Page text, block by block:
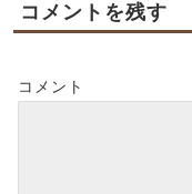
効く鍼灸のツ
コメントを残す
コメント